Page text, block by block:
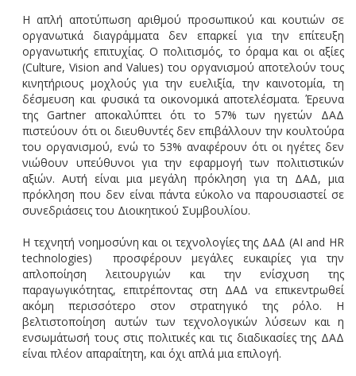
Η απλή αποτύπωση αριθμού προσωπικού και κουτιών σε
οργανωτικά διαγράμματα δεν επαρκεί για την επίτευξη
οργανωτικής επιτυχίας. Ο πολιτισμός, το όραμα και οι αξίες
(Culture, Vision and Values) του οργανισμού αποτελούν τους
κινητήριους μοχλούς για την ευελιξία, την καινοτομία, τη
δέσμευση και φυσικά τα οικονομικά αποτελέσματα. Έρευνα
της Gartner αποκαλύπτει ότι το 57% των ηγετών ΔΑΔ
πιστεύουν ότι οι διευθυντές δεν επιβάλλουν την κουλτούρα
του οργανισμού, ενώ το 53% αναφέρουν ότι οι ηγέτες δεν
νιώθουν υπεύθυνοι για την εφαρμογή των πολιτιστικών
αξιών. Αυτή είναι μια μεγάλη πρόκληση για τη ΔΑΔ, μια
πρόκληση που δεν είναι πάντα εύκολο να παρουσιαστεί σε
συνεδριάσεις του Διοικητικού Συμβουλίου.
Η τεχνητή νοημοσύνη και οι τεχνολογίες της ΔΑΔ (AI and HR
technologies) προσφέρουν μεγάλες ευκαιρίες για την
απλοποίηση λειτουργιών και την ενίσχυση της
παραγωγικότητας, επιτρέποντας στη ΔΑΔ να επικεντρωθεί
ακόμη περισσότερο στον στρατηγικό της ρόλο. Η
βελτιστοποίηση αυτών των τεχνολογικών λύσεων και η
ενσωμάτωσή τους στις πολιτικές και τις διαδικασίες της ΔΑΔ
είναι πλέον απαραίτητη, και όχι απλά μια επιλογή.